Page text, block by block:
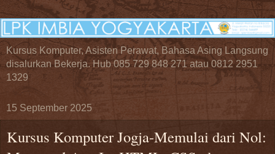
Kursus Komputer, Asisten Perawat, Bahasa Asing Langsung
disalurkan Bekerja. Hub 085 729 848 271 atau 0812 2951
1329
15 September 2025
Kursus Komputer Jogja-Memulai dari Nol: